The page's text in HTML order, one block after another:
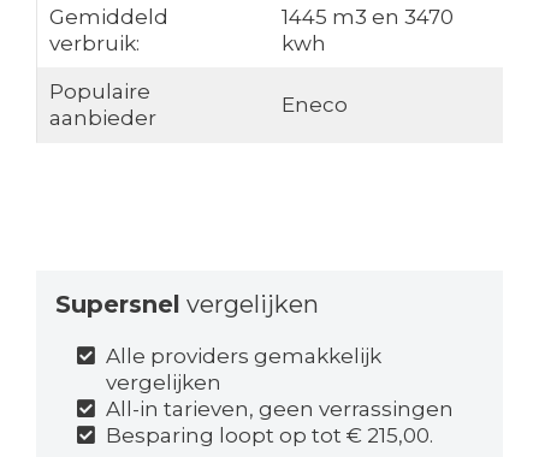
Gemiddeld
verbruik:
1445 m3 en 3470
kwh
Populaire
aanbieder
Eneco
Supersnel vergelijken
Alle providers gemakkelijk
vergelijken
All-in tarieven, geen verrassingen
Besparing loopt op tot € 215,00.